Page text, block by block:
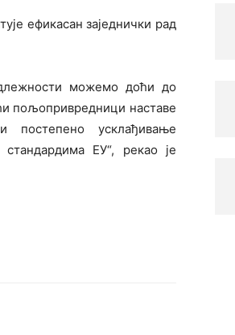
ефикасан заједнички рад
можемо доћи до
пољопривредници наставе
усклађивање
ЕУ“, рекао је